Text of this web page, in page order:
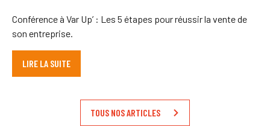
Conférence à Var Up’ : Les 5 étapes pour réussir la vente de
son entreprise.
LIRE LA SUITE
TOUS NOS ARTICLES